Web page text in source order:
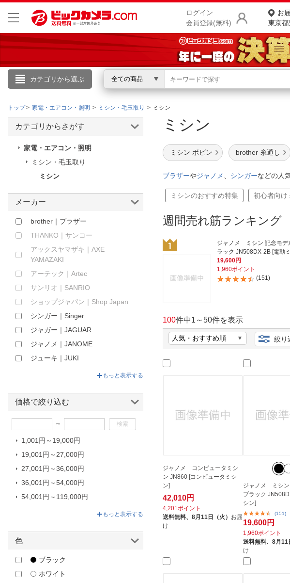
ログイン
会員登録(無料)
お
東京
カテゴリから選ぶ 全ての商品
こんにちは
ログイン
お知らせ
お客様
ご利用ガイ
よくある質
ご利用規約
トップ 家電・エアコン・照明 ミシン・毛玉取り ミシン
ミシン
ミシン ボビン brother 糸通し
ブラザーやジャノメ シンガーなどの人
ミシンのおすすめ特集 初心者向け
週間売れ筋ランキング
ジャノメ ミシン 記念モデ
ラック JN508DX-2B [電動
19,600円
1,960ポイント
(151)
100件中1 ～50件を表示
絞り
ジャノメ コンピュータミシ
ン JN860 [コンピュータミシ
ン]
42,010円
4,201ポイント
送料無料、 8月11日（火） お届
け
ジャノメ ミシン
ブラック
シン]
(151)
19,600円
1,960ポイント
送料無料、8月11
け
カテゴリからさがす
家電・エアコン・照明
ミシン・毛玉取り
ミシン
メーカー
brother｜ブラザー
THANKO｜サンコー
アックスヤマザキ｜AXE
YAMAZAKI
アーテック｜Artec
サンリオ｜SANRIO
ショップジャパン｜Shop Japan
シンガー｜Singer
ジャガー｜JAGUAR
ジャノメ｜JANOME
ジューキ｜JUKI
デジタルランド｜Degital Land
machines
トーヨー｜Toyo
ドロシー｜Dorothy
ネッキ｜Necchi
ハッピージャパン｜HappyJapan
ベビーロック｜babylock
ベルソス｜VERSOS
もっと表示する
価格で絞り込む
~
1,001円～19,000円
19,001円～27,000円
27,001円～36,000円
36,001円～54,000円
54,001円～119,000円
もっと表示する
色
ブラック
ホワイト